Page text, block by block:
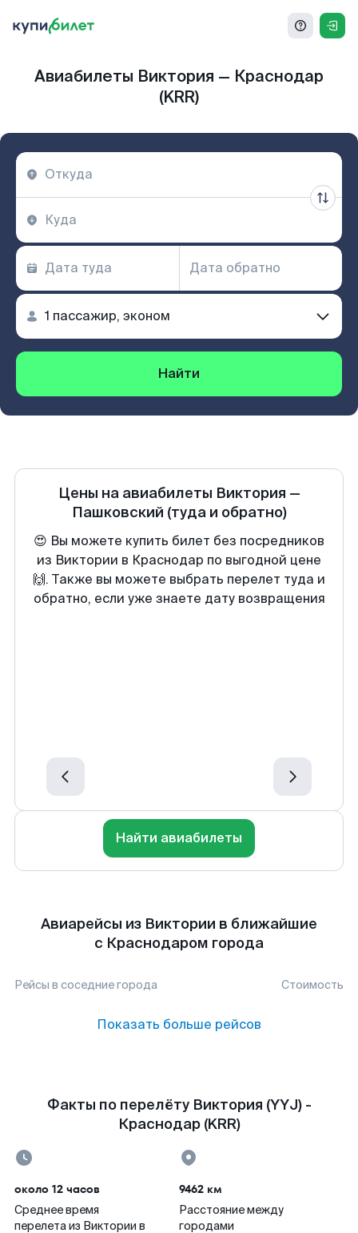
Авиабилеты Виктория — Краснодар
(KRR)
Найти
Цены на авиабилеты Виктория —
Пашковский (туда и обратно)
😍 Вы можете купить билет без посредников
из Виктории в Краснодар по выгодной цене
🙌. Также вы можете выбрать перелет туда и
обратно, если уже знаете дату возвращения
Найти авиабилеты
Авиарейсы из Виктории в ближайшие
с Краснодаром города
Рейсы в соседние города Стоимость
Показать больше рейсов
Факты по перелёту Виктория (YYJ) -
Краснодар (KRR)
около 12 часов
Среднее время
перелета из Виктории в
9462 км
Расстояние между
городами